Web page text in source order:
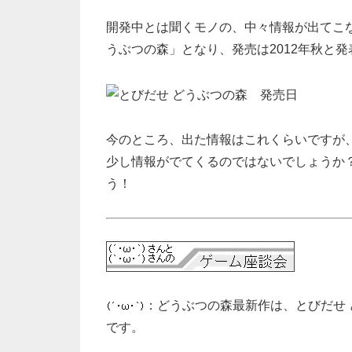
開発中とは聞くモノの、中々情報が出て
うぶつの森」となり、発売は2012年秋と
今のところ、出た情報はこれくらいです
少し情報がでてくるのではないでしょう
う！
：どうぶつの森最新作は、とびだ
です。